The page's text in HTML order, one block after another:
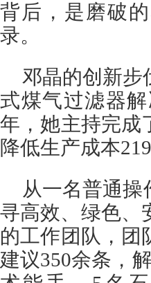
背后，是磨破
录。
邓晶的创新步
式煤气过滤器
年，她主持完成
降低生产成本
从一名普通
寻高效、绿色、
的工作团队，团
建议350余条，